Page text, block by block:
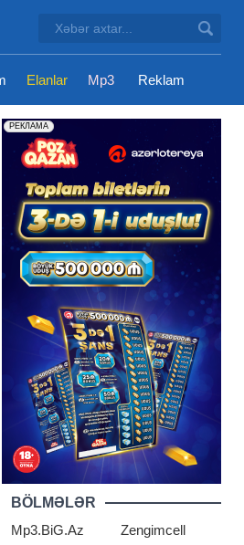
Elanlar Mp3 Reklam
BÖLMƏLƏR
Mp3.BiG.Az
Zengimcell